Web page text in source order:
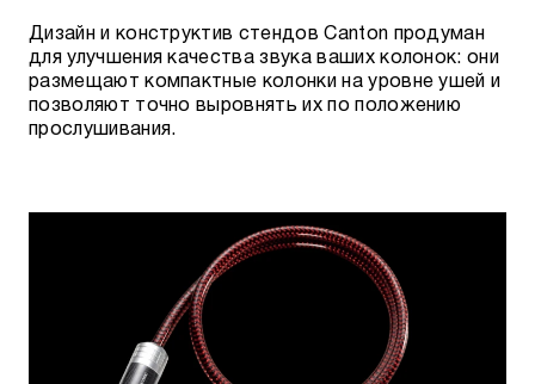
Дизайн и конструктив стендов Canton продуман
для улучшения качества звука ваших колонок: они
размещают компактные колонки на уровне ушей и
позволяют точно выровнять их по положению
прослушивания.